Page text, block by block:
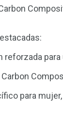
reforzada
para